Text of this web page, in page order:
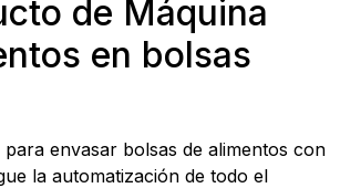
de Máquina
en bolsas
envasar bolsas de alimentos con
la automatización de todo el